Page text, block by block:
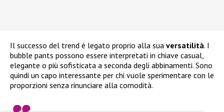
Il successo del trend è legato proprio alla sua versatilità. I
bubble pants possono essere interpretati in chiave casual,
elegante o più sofisticata a seconda degli abbinamenti. Sono
quindi un capo interessante per chi vuole sperimentare con le
proporzioni senza rinunciare alla comodità.